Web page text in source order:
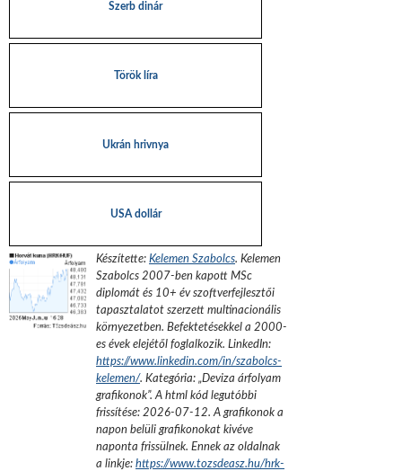
Szerb dinár
Török líra
Ukrán hrivnya
USA dollár
Készítette: Kelemen Szabolcs. Kelemen
Szabolcs 2007-ben kapott MSc
diplomát és 10+ év szoftverfejlesztői
tapasztalatot szerzett multinacionális
környezetben. Befektetésekkel a 2000-
es évek elejétől foglalkozik. LinkedIn:
https://www.linkedin.com/in/szabolcs-
kelemen/. Kategória: „Deviza árfolyam
grafikonok”.A html kód legutóbbi
frissítése: 2026-07-12. A grafikonok a
napon belüli grafikonokat kivéve
naponta frissülnek. Ennek az oldalnak
a linkje: https://www.tozsdeasz.hu/hrk-